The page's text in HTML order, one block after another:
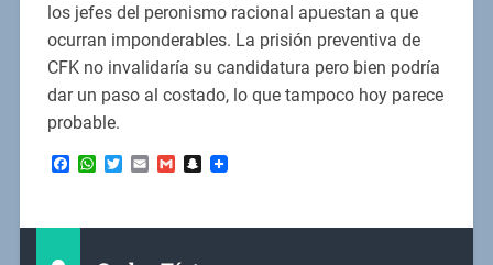
los jefes del peronismo racional apuestan a que
ocurran imponderables. La prisión preventiva de
CFK no invalidaría su candidatura pero bien podría
dar un paso al costado, lo que tampoco hoy parece
probable.
Facebook
WhatsApp
Twitter
EmailGmailSnapchat